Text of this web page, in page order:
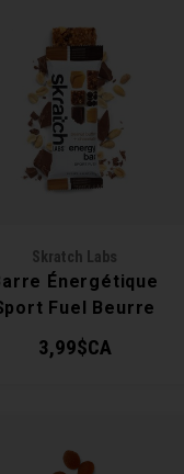
Skratch Labs
Énergétique
Fuel Beurre
de Peanut +
Chocolat
3,99$CA